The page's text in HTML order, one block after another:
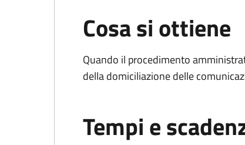
Cosa si ottiene
Quando il procedimento
della domiciliazione delle
Tempi e